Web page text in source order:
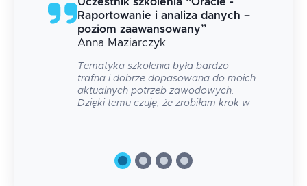
Raportowanie i analiza danych –
poziom zaawansowany”
Anna Maziarczyk
Tematyka szkolenia była bardzo
trafna i dobrze dopasowana do moich
aktualnych potrzeb zawodowych.
Dzięki temu czuję, że zrobiłam krok w